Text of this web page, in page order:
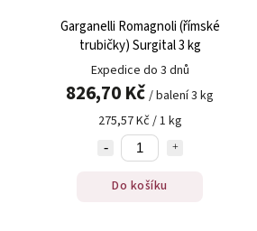
Garganelli Romagnoli (římské
trubičky) Surgital 3 kg
Expedice do 3 dnů
826,70 Kč / balení 3 kg
275,57 Kč / 1 kg
Do košíku